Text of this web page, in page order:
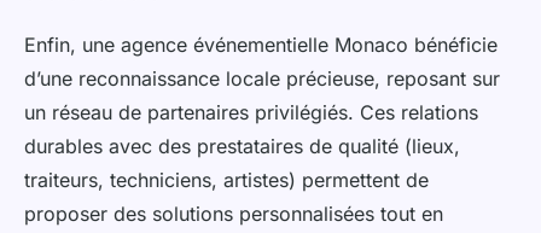
Enfin, une agence événementielle Monaco bénéficie
d’une reconnaissance locale précieuse, reposant sur
un réseau de partenaires privilégiés. Ces relations
durables avec des prestataires de qualité (lieux,
traiteurs, techniciens, artistes) permettent de
proposer des solutions personnalisées tout en